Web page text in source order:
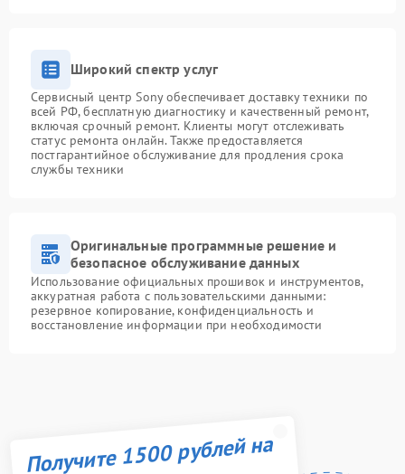
Широкий спектр услуг
Сервисный центр Sony обеспечивает доставку техники по
всей РФ, бесплатную диагностику и качественный ремонт,
включая срочный ремонт. Клиенты могут отслеживать
статус ремонта онлайн. Также предоставляется
постгарантийное обслуживание для продления срока
службы техники
Оригинальные программные решение и
безопасное обслуживание данных
Использование официальных прошивок и инструментов,
аккуратная работа с пользовательскими данными:
резервное копирование, конфиденциальность и
восстановление информации при необходимости
Получите 1500 рублей на